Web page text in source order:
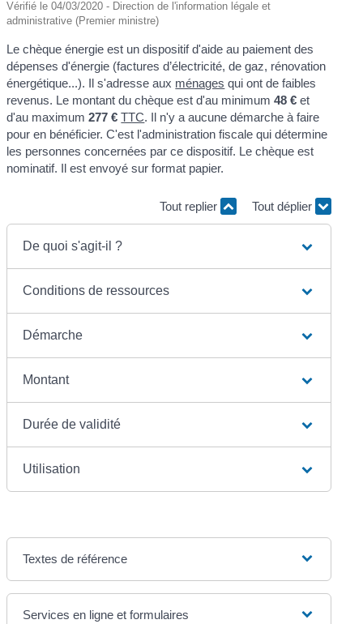
Vérifié le 04/03/2020 - Direction de l'information légale et
administrative (Premier ministre)
Le chèque énergie est un dispositif d'aide au paiement des
dépenses d'énergie (factures d’électricité, de gaz, rénovation
énergétique...). Il s'adresse aux ménages qui ont de faibles
revenus. Le montant du chèque est d'au minimum48 € et
d'au maximum277 € TTC. Il n'y a aucune démarche à faire
pour en bénéficier. C'est l'administration fiscale qui détermine
les personnes concernées par ce dispositif. Le chèque est
nominatif. Il est envoyé sur format papier.
Tout replier Tout déplier
De quoi s'agit-il ?
Conditions de ressources
Démarche
Montant
Durée de validité
Utilisation
Textes de référence
Services en ligne et formulaires